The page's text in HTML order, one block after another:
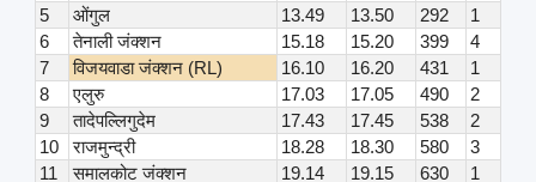
5
ओंगुल 13.49 13.50 292
1
6
तेनाली जंक्शन 15.18 15.20 399
4
7
विजयवाडा जंक्शन (RL) 16.10 16.20 431
1
8
एलुरु 17.03 17.05 490
2
9
तादेपल्लिगुदेम 17.43 17.45 538
2
10
राजमुन्द्री 18.28 18.30 580
3
11
समालकोट जंक्शन 19.14 19.15 630
1